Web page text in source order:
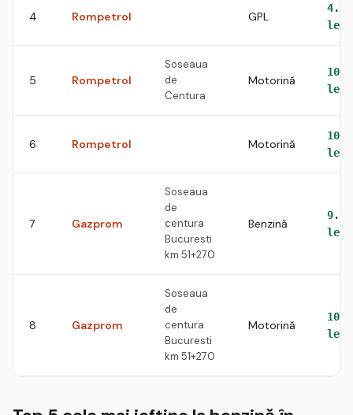
4 Rompetrol GPL
4.6
lei
5 Rompetrol
Soseaua
de
Centura
Motorină
lei
6 Rompetrol Motorină
lei
7 Gazprom
Soseaua
de
centura
Bucuresti
km 51+270
Benzină
9.59
lei
8 Gazprom
Soseaua
de
centura
Bucuresti
km 51+270
Motorină
lei